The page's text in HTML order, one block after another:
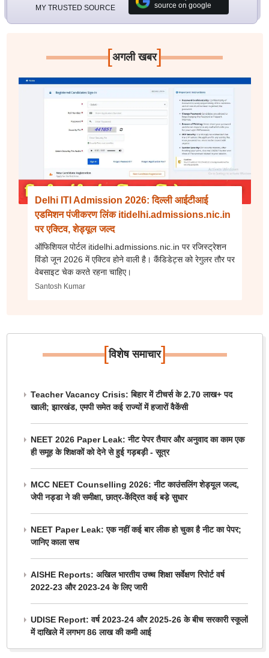
MY TRUSTED SOURCE
source on google
[अगली खबर]
Delhi ITI Admission 2026: दिल्ली आईटीआई
एडमिशन पंजीकरण लिंक itidelhi.admissions.nic.in
पर एक्टिव, शेड्यूल जल्द
ऑफिशियल पोर्टल itidelhi.admissions.nic.in पर रजिस्ट्रेशन
विंडो जून 2026 में एक्टिव होने वाली है। कैंडिडेट्स को रेगुलर तौर पर
वेबसाइट चेक करते रहना चाहिए।
Santosh Kumar
[विशेष समाचार]
Teacher Vacancy Crisis: बिहार में टीचर्स के 2.70 लाख+ पद
खाली; झारखंड, एमपी समेत कई राज्यों में हजारों वैकेंसी
NEET 2026 Paper Leak: नीट पेपर तैयार और अनुवाद का काम एक
ही समूह के शिक्षकों को देने से हुई गड़बड़ी - सूत्र
MCC NEET Counselling 2026: नीट काउंसलिंग शेड्यूल जल्द,
जेपी नड्डा ने की समीक्षा, छात्र-केंद्रित कई बड़े सुधार
NEET Paper Leak: एक नहीं कई बार लीक हो चुका है नीट का पेपर;
जानिए काला सच
AISHE Reports: अखिल भारतीय उच्च शिक्षा सर्वेक्षण रिपोर्ट वर्ष
2022-23 और 2023-24 के लिए जारी
UDISE Report: वर्ष 2023-24 और 2025-26 के बीच सरकारी स्कूलों
में दाखिले में लगभग 86 लाख की कमी आई